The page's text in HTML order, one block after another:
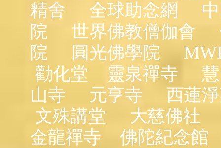
精舍
全球助念網
院
世界佛教僧伽會
院
圓光佛學院
勸化堂
靈泉禪寺
山寺
元亨寺
西蓮
文殊講堂
大慈佛社
金龍禪寺
佛陀紀念館